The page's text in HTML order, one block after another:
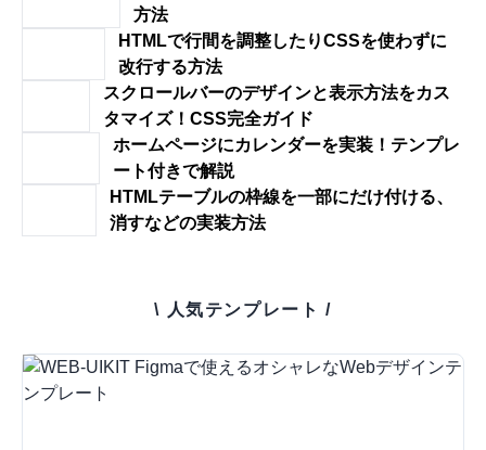
方法
HTMLで行間を調整したりCSSを使わずに
改行する方法
スクロールバーのデザインと表示方法をカス
タマイズ！CSS完全ガイド
ホームページにカレンダーを実装！テンプレ
ート付きで解説
HTMLテーブルの枠線を一部にだけ付ける、
消すなどの実装方法
\ 人気テンプレート /